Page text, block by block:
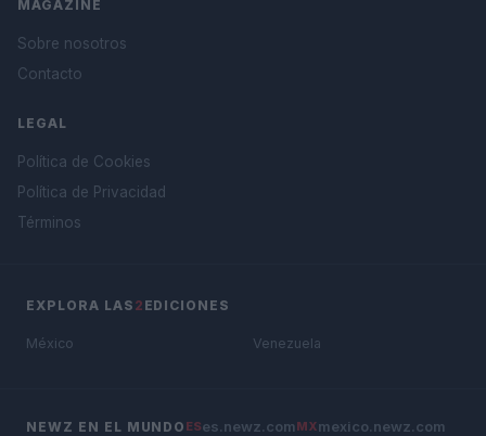
MAGAZINE
Sobre nosotros
Contacto
LEGAL
Política de Cookies
Política de Privacidad
Términos
EXPLORA LAS 2 EDICIONES
México Venezuela
NEWZ EN EL MUNDO ESes.newz.com MXmexico.newz.com